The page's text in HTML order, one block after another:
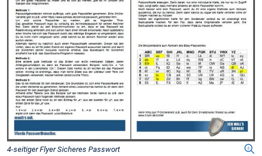
4-seitiger Flyer Sicheres Passwort